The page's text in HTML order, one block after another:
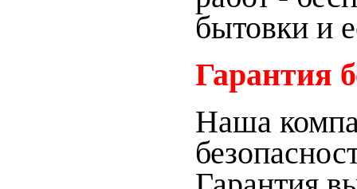
бытовки и
Гарантия
Наша